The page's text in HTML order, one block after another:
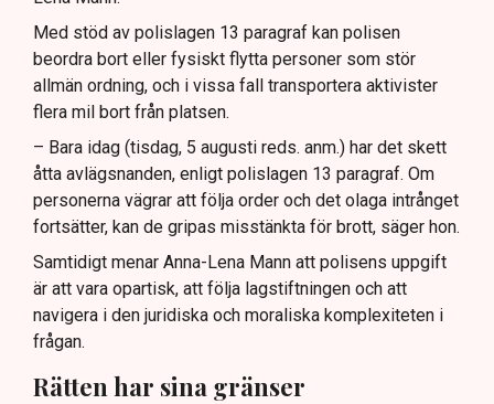
Med stöd av polislagen 13 paragraf kan polisen
beordra bort eller fysiskt flytta personer som stör
allmän ordning, och i vissa fall transportera aktivister
flera mil bort från platsen.
– Bara idag (tisdag, 5 augusti reds. anm.) har det skett
åtta avlägsnanden, enligt polislagen 13 paragraf. Om
personerna vägrar att följa order och det olaga intrånget
fortsätter, kan de gripas misstänkta för brott, säger hon.
Samtidigt menar Anna-Lena Mann att polisens uppgift
är att vara opartisk, att följa lagstiftningen och att
navigera i den juridiska och moraliska komplexiteten i
frågan.
Rätten har sina gränser